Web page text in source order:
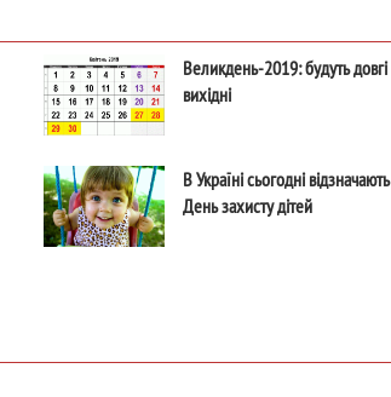
Великдень-2019: будуть довгі
вихідні
В Україні сьогодні відзначають
День захисту дітей